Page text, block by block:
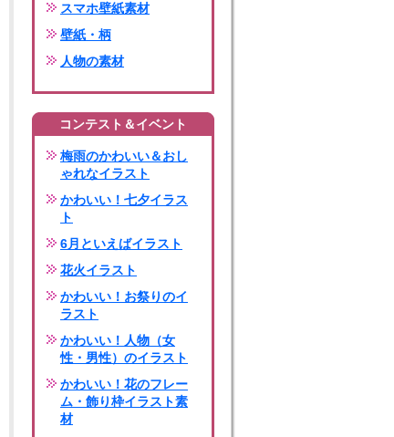
スマホ壁紙素材
壁紙・柄
人物の素材
コンテスト＆イベント
梅雨のかわいい＆おし
ゃれなイラスト
かわいい！七夕イラス
ト
6月といえばイラスト
花火イラスト
かわいい！お祭りのイ
ラスト
かわいい！人物（女
性・男性）のイラスト
かわいい！花のフレー
ム・飾り枠イラスト素
材